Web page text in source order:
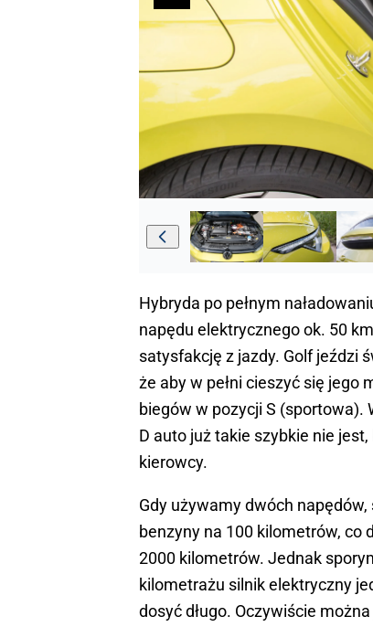
Hybryda po pełnym
napędu elektrycznego ok. 50
satysfakcję z jazdy. Golf jeździ
że aby w pełni cieszyć się
biegów w pozycji S (sportowa).
D auto już takie szybkie nie
kierowcy.
Gdy używamy dwóch
benzyny na 100 kilometrów, co
2000 kilometrów. Jednak
kilometrażu silnik elektryczny
dosyć długo. Oczywiście